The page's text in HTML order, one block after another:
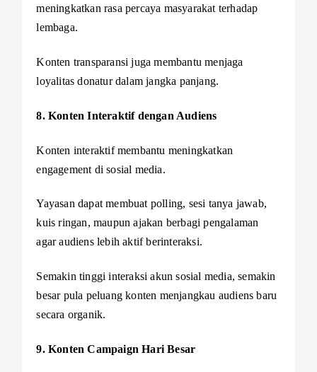
meningkatkan rasa percaya masyarakat terhadap
lembaga.
Konten transparansi juga membantu menjaga
loyalitas donatur dalam jangka panjang.
8. Konten Interaktif dengan Audiens
Konten interaktif membantu meningkatkan
engagement di sosial media.
Yayasan dapat membuat polling, sesi tanya jawab,
kuis ringan, maupun ajakan berbagi pengalaman
agar audiens lebih aktif berinteraksi.
Semakin tinggi interaksi akun sosial media, semakin
besar pula peluang konten menjangkau audiens baru
secara organik.
9. Konten Campaign Hari Besar